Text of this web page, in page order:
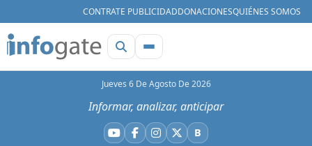
CONTRATE PUBLICIDADDONACIONESQUIÉNES SOMOS
Jueves 6 De Agosto De 2026
Informar, analizar, anticipar
YouTube
Facebook
Instagram
X BBluesky